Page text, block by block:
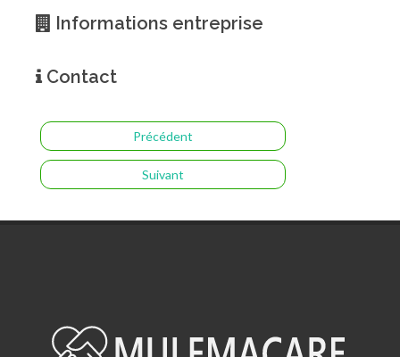
Informations entreprise
Contact
Précédent
Suivant